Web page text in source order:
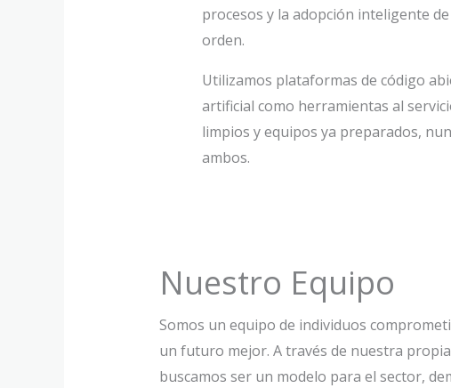
procesos y la adopción inteligente
orden.
Utilizamos plataformas de código
artificial como herramientas al
limpios y equipos ya preparados,
ambos.
Nuestro Equipo
Somos un equipo de individuos
un futuro mejor. A través de nuestra
buscamos ser un modelo para el sector,